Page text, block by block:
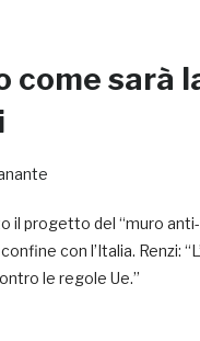
come sarà
il progetto del “muro
con l’Italia. Renzi:
le regole Ue.”